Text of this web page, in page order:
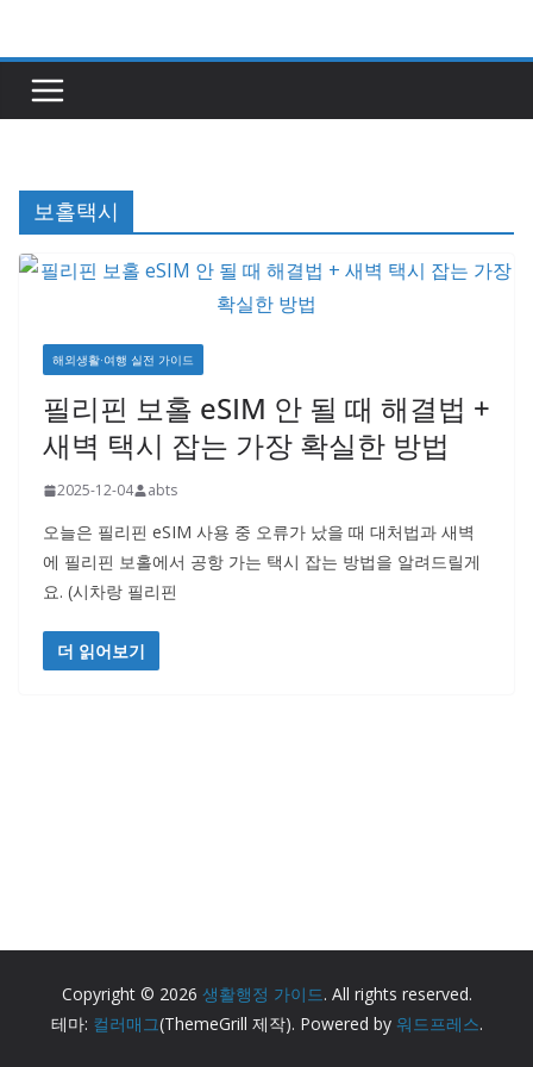
로
보홀택시
해외생활·여행 실전 가이드
필리핀 보홀 eSIM 안 될 때 해결법 +
새벽 택시 잡는 가장 확실한 방법
2025-12-04 abts
오늘은 필리핀 eSIM 사용 중 오류가 났을 때 대처법과 새벽
에 필리핀 보홀에서 공항 가는 택시 잡는 방법을 알려드릴게
요. (시차랑 필리핀
더 읽어보기
Copyright © 2026 생활행정 가이드. All rights reserved.
테마: 컬러매그(ThemeGrill 제작). Powered by 워드프레스.